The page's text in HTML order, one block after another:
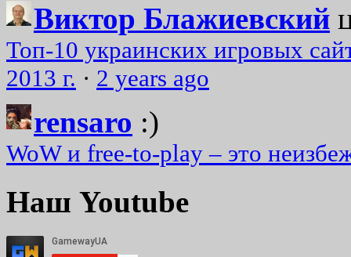
Виктор Блажиевский
Топ-10 украинских игровых
2013 г. · 2 years ago
rensaro :)
WoW и free-to-play – это
Наш Youtube